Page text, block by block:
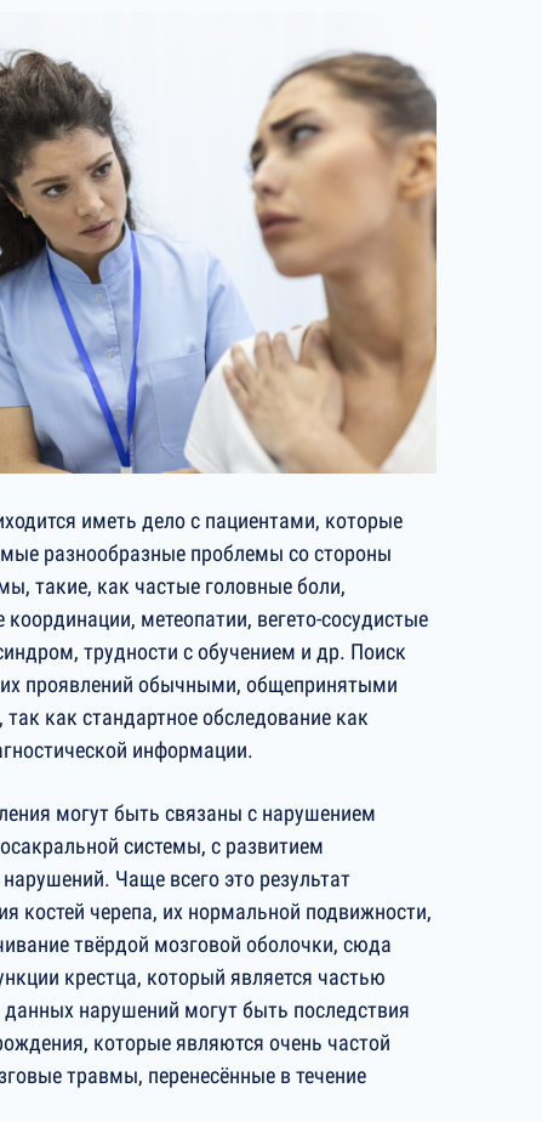
иметь дело с пациентами, которые
разнообразные проблемы со стороны
такие, как частые головные боли,
метеопатии, вегето-сосудистые
трудности с обучением и др. Поиск
проявлений обычными, общепринятыми
как стандартное обследование как
информации.
могут быть связаны с нарушением
системы, с развитием
Чаще всего это результат
костей черепа, их нормальной подвижности,
твёрдой мозговой оболочки, сюда
крестца, который является частью
нарушений могут быть последствия
которые являются очень частой
травмы, перенесённые в течение